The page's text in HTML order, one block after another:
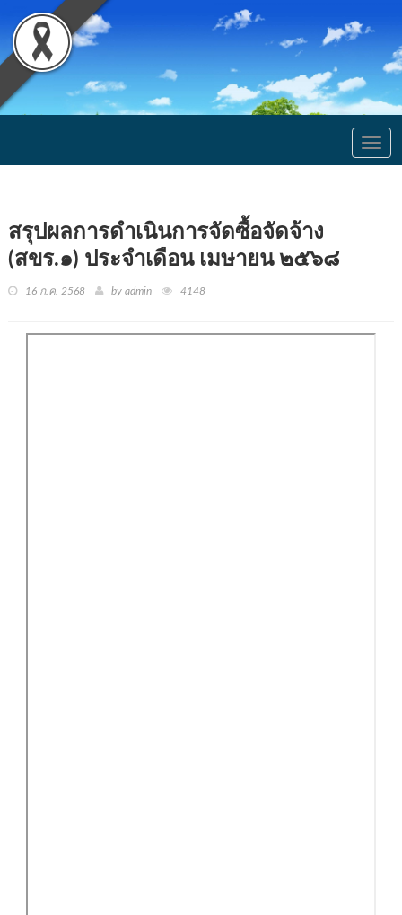
สรุปผลการดำเนินการจัดซื้อจัดจ้าง
(สขร.๑) ประจำเดือน เมษายน ๒๕๖๘
16 ก.ค. 2568 by admin 4148